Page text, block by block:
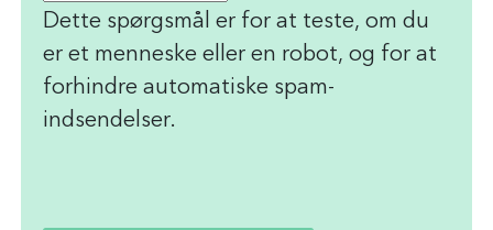
Dette spørgsmål er for at teste, om du
er et menneske eller en robot, og for at
forhindre automatiske spam-
indsendelser.